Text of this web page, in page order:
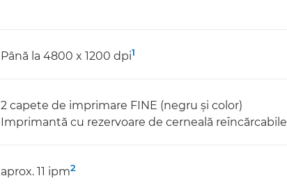
Până la 4800 x 1200 dpi1
2 capete de imprimare FINE (negru şi color)
Imprimantă cu rezervoare de cerneală reîncărcabile
aprox. 11 ipm2